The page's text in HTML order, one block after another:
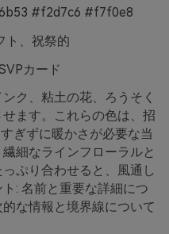
#f2d7c6 #f7f0e8
ト、祝祭的
カード
ク、粘土の花、ろうそく
ます。これらの色は、招
ぎずに暖かさが必要な当
細なラインフローラルと
ぷり合わせると、風通し
: 名前と重要な詳細につ
な情報と境界線について